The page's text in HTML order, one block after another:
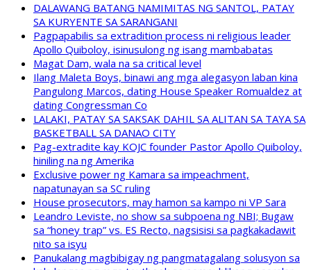
DALAWANG BATANG NAMIMITAS NG SANTOL, PATAY
SA KURYENTE SA SARANGANI
Pagpapabilis sa extradition process ni religious leader
Apollo Quiboloy, isinusulong ng isang mambabatas
Magat Dam, wala na sa critical level
Ilang Maleta Boys, binawi ang mga alegasyon laban kina
Pangulong Marcos, dating House Speaker Romualdez at
dating Congressman Co
LALAKI, PATAY SA SAKSAK DAHIL SA ALITAN SA TAYA SA
BASKETBALL SA DANAO CITY
Pag-extradite kay KOJC founder Pastor Apollo Quiboloy,
hiniling na ng Amerika
Exclusive power ng Kamara sa impeachment,
napatunayan sa SC ruling
House prosecutors, may hamon sa kampo ni VP Sara
Leandro Leviste, no show sa subpoena ng NBI; Bugaw
sa “honey trap” vs. ES Recto, nagsisisi sa pagkakadawit
nito sa isyu
Panukalang magbibigay ng pangmatagalang solusyon sa